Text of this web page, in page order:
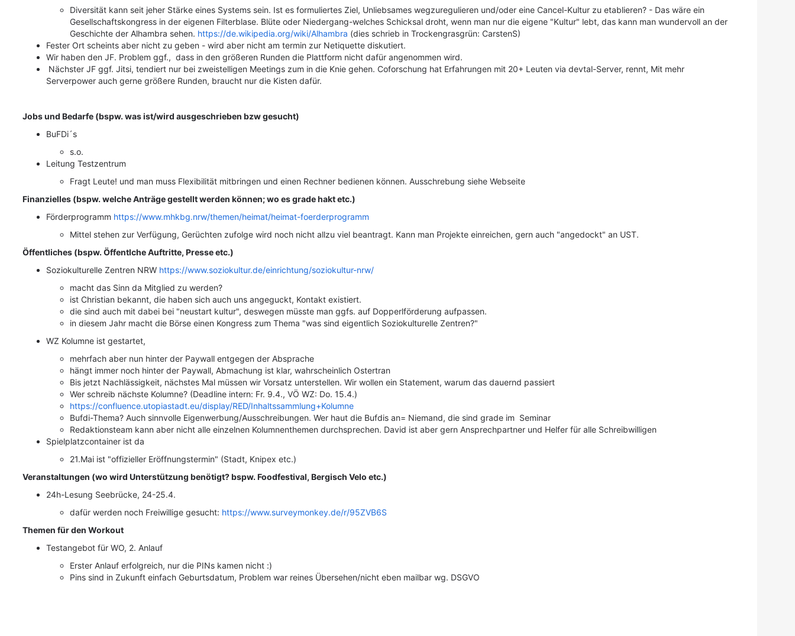
Diversität kann seit jeher Stärke eines Systems sein. Ist es formuliertes Ziel, Unliebsames wegzuregulieren und/oder eine Cancel-Kultur zu etablieren? - Das wäre ein
Gesellschaftskongress in der eigenen Filterblase. Blüte oder Niedergang-welches Schicksal droht, wenn man nur die eigene "Kultur" lebt, das kann man wundervoll an der
Geschichte der Alhambra sehen. https://de.wikipedia.org/wiki/Alhambra (dies schrieb in Trockengrasgrün: CarstenS)
Fester Ort scheints aber nicht zu geben - wird aber nicht am termin zur Netiquette diskutiert.
Wir haben den JF. Problem ggf., dass in den größeren Runden die Plattform nicht dafür angenommen wird.
Nächster JF ggf. Jitsi, tendiert nur bei zweistelligen Meetings zum in die Knie gehen. Coforschung hat Erfahrungen mit 20+ Leuten via devtal-Server, rennt, Mit mehr
Serverpower auch gerne größere Runden, braucht nur die Kisten dafür.
Jobs und Bedarfe (bspw. was ist/wird ausgeschrieben bzw gesucht)
BuFDi´s
s.o.
Leitung Testzentrum
Fragt Leute! und man muss Flexibilität mitbringen und einen Rechner bedienen können. Ausschrebung siehe Webseite
Finanzielles (bspw. welche Anträge gestellt werden können; wo es grade hakt etc.)
Förderprogramm https://www.mhkbg.nrw/themen/heimat/heimat-foerderprogramm
Mittel stehen zur Verfügung, Gerüchten zufolge wird noch nicht allzu viel beantragt. Kann man Projekte einreichen, gern auch "angedockt" an UST.
Öffentliches (bspw. Öffentlche Auftritte, Presse etc.)
Soziokulturelle Zentren NRW https://www.soziokultur.de/einrichtung/soziokultur-nrw/
macht das Sinn da Mitglied zu werden?
ist Christian bekannt, die haben sich auch uns angeguckt, Kontakt existiert.
die sind auch mit dabei bei "neustart kultur", deswegen müsste man ggfs. auf Dopperlförderung aufpassen.
in diesem Jahr macht die Börse einen Kongress zum Thema "was sind eigentlich Soziokulturelle Zentren?"
WZ Kolumne ist gestartet,
mehrfach aber nun hinter der Paywall entgegen der Absprache
hängt immer noch hinter der Paywall, Abmachung ist klar, wahrscheinlich Ostertran
Bis jetzt Nachlässigkeit, nächstes Mal müssen wir Vorsatz unterstellen. Wir wollen ein Statement, warum das dauernd passiert
Wer schreib nächste Kolumne? (Deadline intern: Fr. 9.4., VÖ WZ: Do. 15.4.)
https://confluence.utopiastadt.eu/display/RED/Inhaltssammlung+Kolumne
Bufdi-Thema? Auch sinnvolle Eigenwerbung/Ausschreibungen. Wer haut die Bufdis an= Niemand, die sind grade im Seminar
Redaktionsteam kann aber nicht alle einzelnen Kolumnenthemen durchsprechen. David ist aber gern Ansprechpartner und Helfer für alle Schreibwilligen
Spielplatzcontainer ist da
21.Mai ist "offizieller Eröffnungstermin" (Stadt, Knipex etc.)
Veranstaltungen (wo wird Unterstützung benötigt? bspw. Foodfestival, Bergisch Velo etc.)
24h-Lesung Seebrücke, 24-25.4.
dafürwerden noch Freiwillige gesucht: https://www.surveymonkey.de/r/95ZVB6S
Themen für den Workout
Testangebot für WO, 2. Anlauf
Erster Anlauf erfolgreich, nur die PINs kamen nicht :)
Pins sind in Zukunft einfach Geburtsdatum, Problem war reines Übersehen/nicht eben mailbar wg. DSGVO